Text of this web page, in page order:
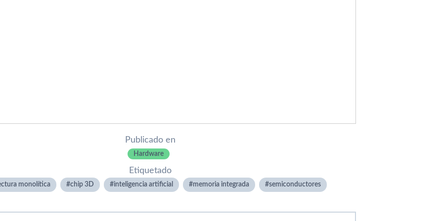
Publicado en
Hardware
Etiquetado
monolítica chip 3D inteligencia artificial memoria integrada semiconductores